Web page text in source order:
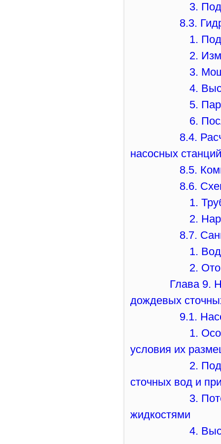
3.
8.3.
1.
2.
3.
4.
5.
6.
8.4.
насосных станций
8.5.
8.6.
1.
2.
8.7.
1.
2.
Глава 9.
дождевых
9.1.
1.
условия их
2.
сточных вод и
3.
жидкостями
4.